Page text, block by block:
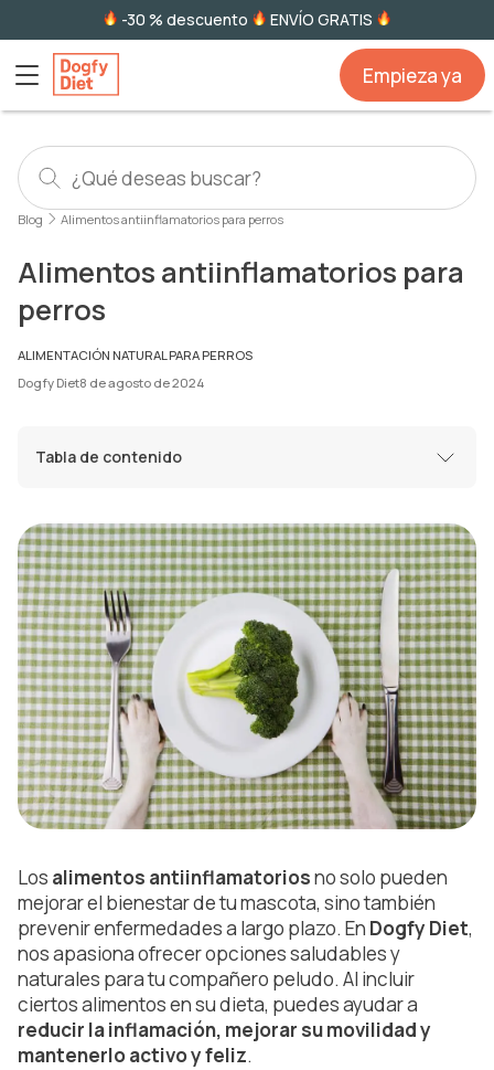
-30 % descuento ENVÍO GRATIS
Empieza ya
Blog Alimentos antiinflamatorios para perros
Alimentos antiinflamatorios para
perros
ALIMENTACIÓN NATURAL PARA PERROS
Dogfy Diet8 de agosto de 2024
Tabla de contenido
Los alimentos antiinflamatoriosno solo pueden
mejorar el bienestar de tu mascota, sino también
prevenir enfermedades a largo plazo. En Dogfy Diet,
nos apasiona ofrecer opciones saludables y
naturales para tu compañero peludo. Al incluir
ciertos alimentos en su dieta, puedes ayudar a
reducir la inflamación, mejorar su movilidad y
mantenerlo activo y feliz.